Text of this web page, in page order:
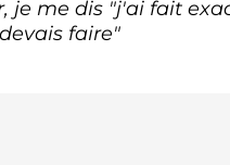
je me dis "j'ai fait
faire"